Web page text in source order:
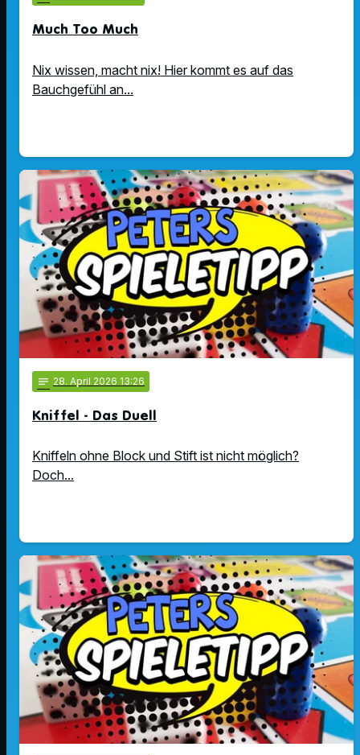
Much Too Much
Nix wissen, macht nix! Hier kommt es auf das
Bauchgefühl an...
notes 28. April 2026 13:26
Kniffel - Das Duell
Kniffeln ohne Block und Stift ist nicht möglich?
Doch...